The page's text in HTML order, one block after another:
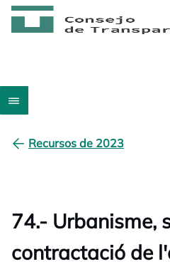
Recursos de 2023
74.- Urbanisme,
contractació de